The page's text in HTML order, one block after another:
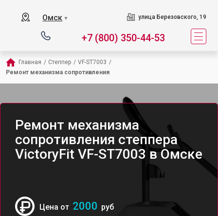
Омск ▼ улица Березовского, 19
+7 (800) 350-44-53
Главная / Степпер / VF-ST7003 /
Ремонт механизма сопротивления
Ремонт механизма
сопротивления степпера
VictoryFit VF-ST7003 в Омске
Цена от 2000 руб